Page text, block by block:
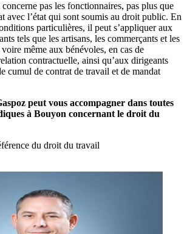
pas les fonctionnaires, pas plus que
avec l’état qui sont soumis au droit public. En
particulières, il peut s’appliquer aux
tels que les artisans, les commerçants et les
même aux bénévoles, en cas de
contractuelle, ainsi qu’aux dirigeants
cumul de contrat de travail et de mandat
peut vous accompagner dans toutes
à Bouyon concernant le droit du
du droit du travail